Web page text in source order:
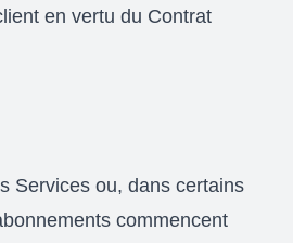
en vertu du Contrat
Services ou, dans certains
commencent